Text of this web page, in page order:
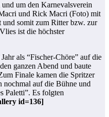
um den Karnevalsverein
und Rick Macri (Foto) mit
und somit zum Ritter bzw. zur
ist die höchster
als “Fischer-Chöre” auf die
ganzen Abend und baute
Finale kamen die Spritzer
nochmal auf die Bühne und
Paletti”. Es folgten
id=136]